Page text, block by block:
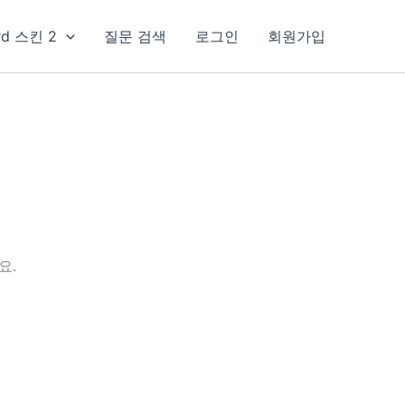
스킨 2 질문 검색 로그인 회원가입
.